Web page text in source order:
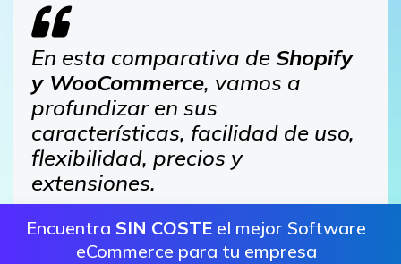
En esta comparativa de Shopify
y WooCommerce, vamos a
profundizar en sus
características, facilidad de uso,
flexibilidad, precios y
extensiones.
Encuentra SIN COSTE el mejor Software
eCommerce para tu empresa